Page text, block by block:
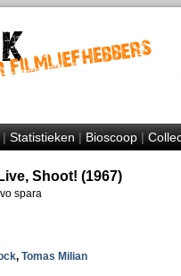
Statistieken|Bioscoop|
Shoot! (1967)
spara
, Tomas Milian